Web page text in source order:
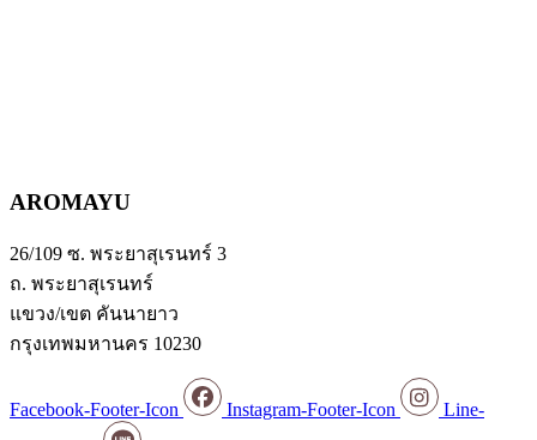
AROMAYU
26/109 ซ. พระยาสุเรนทร์ 3
ถ. พระยาสุเรนทร์
แขวง/เขต คันนายาว
กรุงเทพมหานคร 10230
Facebook-Footer-Icon Instagram-Footer-Icon Line-